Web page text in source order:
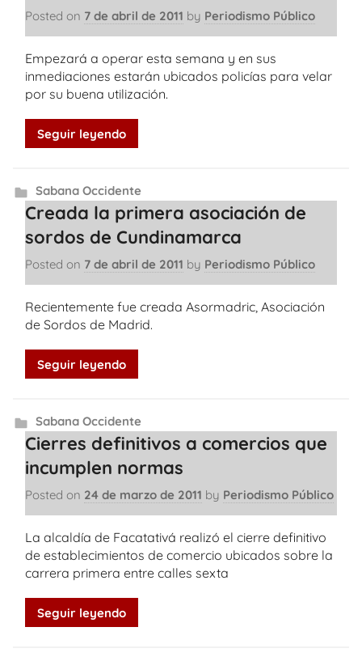
Posted on 7 de abril de 2011 by Periodismo Público
Empezará a operar esta semana y en sus
inmediaciones estarán ubicados policías para velar
por su buena utilización.
Seguir leyendo
Sabana Occidente
Creada la primera asociación de
sordos de Cundinamarca
Posted on 7 de abril de 2011 by Periodismo Público
Recientemente fue creada Asormadric, Asociación
de Sordos de Madrid.
Seguir leyendo
Sabana Occidente
Cierres definitivos a comercios que
incumplen normas
Posted on 24 de marzo de 2011 by Periodismo Público
La alcaldía de Facatativá realizó el cierre definitivo
de establecimientos de comercio ubicados sobre la
carrera primera entre calles sexta
Seguir leyendo